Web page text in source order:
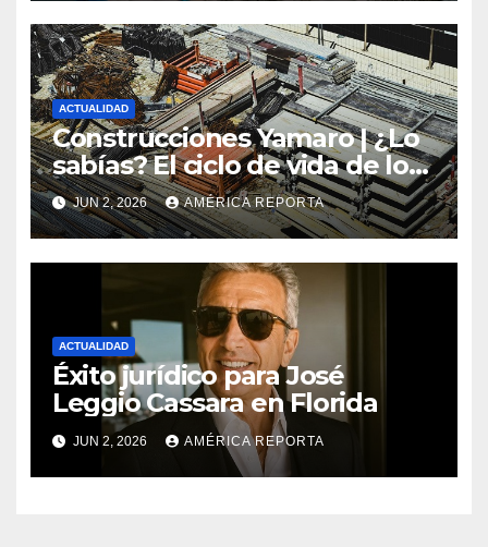
ACTUALIDAD
Construcciones Yamaro | ¿Lo
sabías? El ciclo de vida de los
materiales de construcción
revoluciona eficiencia en
proyectos modernos
JUN 2, 2026 AMÉRICA REPORTA
ACTUALIDAD
Éxito jurídico para José
Leggio Cassara en Florida
JUN 2, 2026 AMÉRICA REPORTA